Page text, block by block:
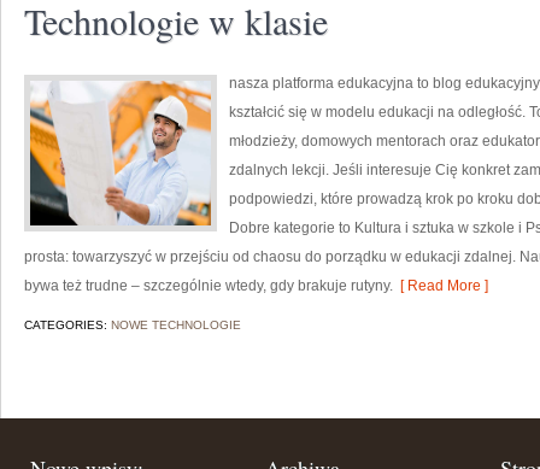
Technologie w klasie
nasza platforma edukacyjna to blog
kształcić się w modelu edukacji na odległość.
młodzieży, domowych mentorach oraz
zdalnych lekcji. Jeśli interesuje Cię konkret
podpowiedzi, które prowadzą krok po kroku
Dobre kategorie to Kultura i sztuka w szkole i
prosta: towarzyszyć w przejściu od chaosu do porządku w edukacji zdalnej.
bywa też trudne – szczególnie wtedy, gdy brakuje rutyny. [ Read More ]
CATEGORIES: NOWE TECHNOLOGIE